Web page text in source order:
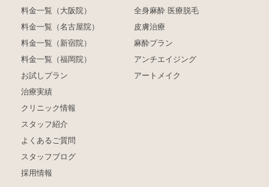
料金一覧（大阪院）
料金一覧（名古屋院）
料金一覧（新宿院）
料金一覧（福岡院）
お試しプラン
治療実績
クリニック情報
スタッフ紹介
よくあるご質問
スタッフブログ
採用情報
全身麻酔 医療脱毛
皮膚治療
麻酔プラン
アンチエイジング
アートメイク